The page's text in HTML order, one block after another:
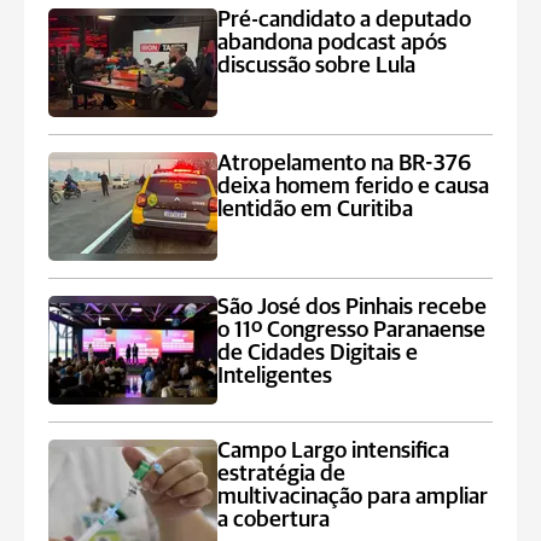
Pré-candidato a deputado
abandona podcast após
discussão sobre Lula
Atropelamento na BR-376
deixa homem ferido e causa
lentidão em Curitiba
São José dos Pinhais recebe
o 11º Congresso Paranaense
de Cidades Digitais e
Inteligentes
Campo Largo intensifica
estratégia de
multivacinação para ampliar
a cobertura